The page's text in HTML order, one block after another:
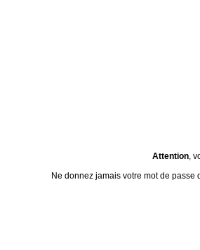
Attention,
Ne donnez jamais votre mot de